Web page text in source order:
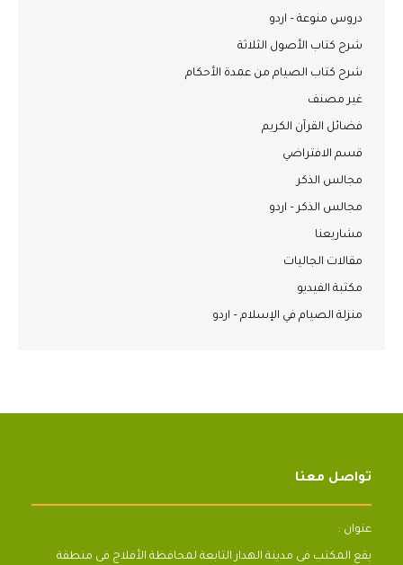
دروس منوعة – اردو
شرح كتاب الأصول الثلاثة
شرح كتاب الصيام من عمدة الأحكام
غير مصنف
فضائل القرآن الكريم
قسم الافتراضي
مجالس الذكر
مجالس الذكر – اردو
مشاريعنا
مقالات الجاليات
مكتبة الفيديو
منزلة الصيام في الإسلام – اردو
تواصل معنا
عنوان :
يقع المكتب فى مدينة الهدار التابعة لمحافظة الأفلاج فى منطقة